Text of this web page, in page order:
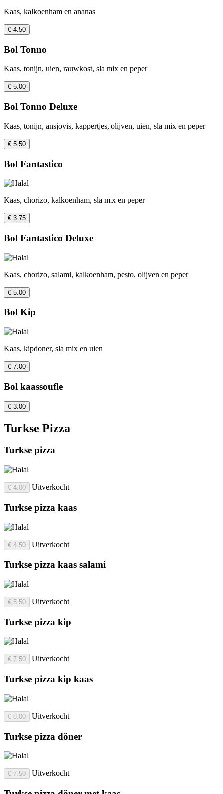
Kaas, kalkoenham en ananas
€ 4.50
Bol Tonno
Kaas, tonijn, uien, rauwkost, sla mix en peper
€ 5.00
Bol Tonno Deluxe
Kaas, tonijn, ansjovis, kappertjes, olijven, uien, sla mix en peper
€ 5.50
Bol Fantastico
Kaas, chorizo, kalkoenham, sla mix en peper
€ 3.75
Bol Fantastico Deluxe
Kaas, chorizo, salami, kalkoenham, pesto, olijven en peper
€ 5.00
Bol Kip
Kaas, kipdoner, sla mix en uien
€ 7.00
Bol kaassoufle
€ 3.00
Turkse Pizza
Turkse pizza
€ 4.00 Uitverkocht
Turkse pizza kaas
€ 4.50 Uitverkocht
Turkse pizza kaas salami
€ 5.50 Uitverkocht
Turkse pizza kip
€ 7.50 Uitverkocht
Turkse pizza kip kaas
€ 8.00 Uitverkocht
Turkse pizza döner
€ 7.50 Uitverkocht